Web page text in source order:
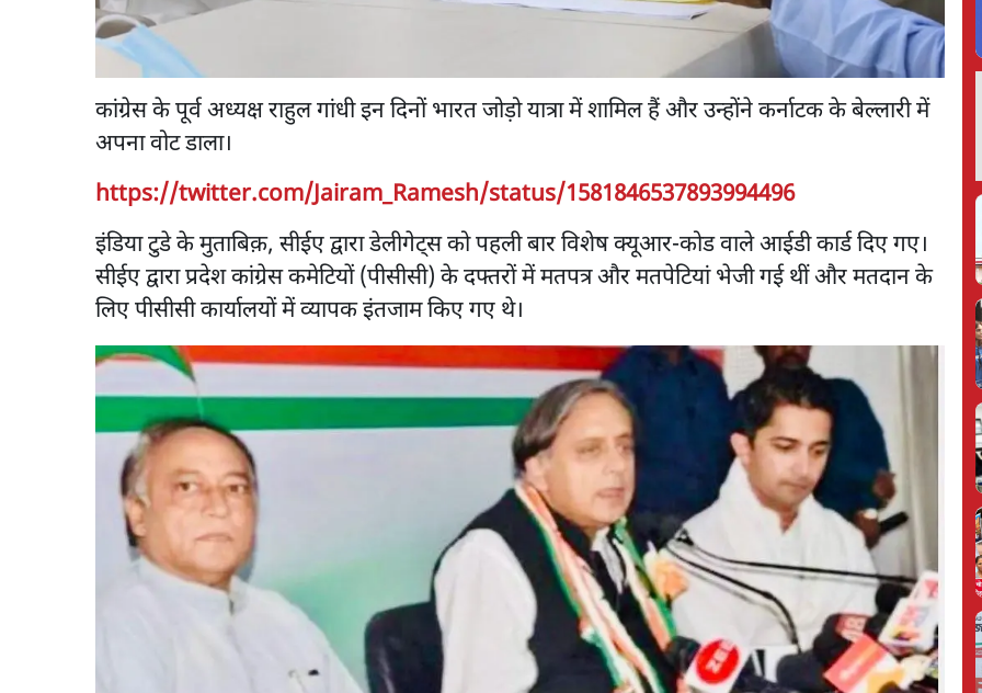
कांग्रेस के पूर्व अध्यक्ष राहुल गांधी इन दिनों भारत जोड़ो यात्रा में शामिल हैं और उन्होंने कर्नाटक के बेल्लारी में
अपना वोट डाला।
https://twitter.com/Jairam_Ramesh/status/1581846537893994496
इंडिया टुडे के मुताबिक़, सीईए द्वारा डेलीगेट्स को पहली बार विशेष क्यूआर-कोड वाले आईडी कार्ड दिए गए।
सीईए द्वारा प्रदेश कांग्रेस कमेटियों (पीसीसी) के दफ्तरों में मतपत्र और मतपेटियां भेजी गई थीं और मतदान के
लिए पीसीसी कार्यालयों में व्यापक इंतजाम किए गए थे।